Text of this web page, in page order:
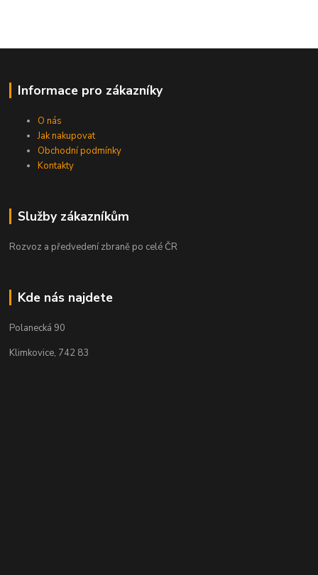
Informace pro zákazníky
O nás
Jak nakupovat
Obchodní podmínky
Kontakty
Služby zákazníkům
Rozvoz a předvedení zbraně po celé ČR
Kde nás najdete
Polanecká 90
Klimkovice, 742 83